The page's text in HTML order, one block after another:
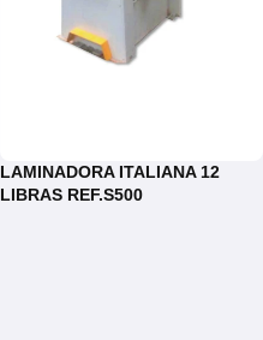
LAMINADORA ITALIANA 12
LIBRAS REF.S500